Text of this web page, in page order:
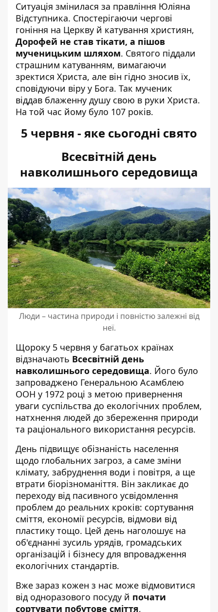
Ситуація змінилася за правління Юліяна
Відступника. Спостерігаючи чергові
гоніння на Церкву й катування християн,
Дорофей не став тікати, а пішов
мученицьким шляхом. Святого піддали
страшним катуванням, вимагаючи
зректися Христа, але він гідно зносив їх,
сповідуючи віру у Бога. Так мученик
віддав блаженну душу свою в руки Христа.
На той час йому було 107 років.
5 червня - яке сьогодні свято
Всесвітній день
навколишнього середовища
Люди – частина природи і повністю залежні від
неї.
Щороку 5 червня у багатьох країнах
відзначають Всесвітній день
навколишнього середовища. Його було
запроваджено Генеральною Асамблею
ООН у 1972 році з метою привернення
уваги суспільства до екологічних проблем,
натхнення людей до збереження природи
та раціонального використання ресурсів.
День підвищує обізнаність населення
щодо глобальних загроз, а саме зміни
клімату, забруднення води і повітря, а ще
втрати біорізноманіття. Він закликає до
переходу від пасивного усвідомлення
проблем до реальних кроків: сортування
сміття, економії ресурсів, відмови від
пластику тощо. Цей день наголошує на
об'єднанні зусиль урядів, громадських
організацій і бізнесу для впровадження
екологічних стандартів.
Вже зараз кожен з нас може відмовитися
від одноразового посуду й почати
сортувати побутове сміття,